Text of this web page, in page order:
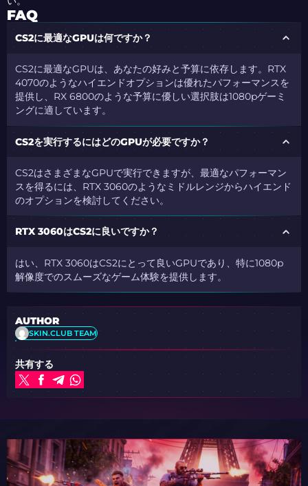
FAQ
CS2に最適なGPUは何ですか？
CS2に最適なGPUは、あなたの好みと予算に依存します。RTX
4070のようなハイエンドオプションは優れたパフォーマンスを
提供し、RX 6800のような予算に優しい選択肢は1080pゲーミ
ングに適しています。
CS2を実行するにはどのGPUが必要ですか？
CS2はさまざまなGPUで実行できますが、最適なパフォーマン
スを得るには、RTX 3060のようなミドルレンジからハイエンド
のオプションを検討してください。
RTX 3060はCS2に良いですか？
はい、RTX 3060はCS2にとって良いGPUであり、特に1080p
解像度でのスムーズなゲーム体験を提供します。
AUTHOR
SKIN.CLUB TEAM
共有する